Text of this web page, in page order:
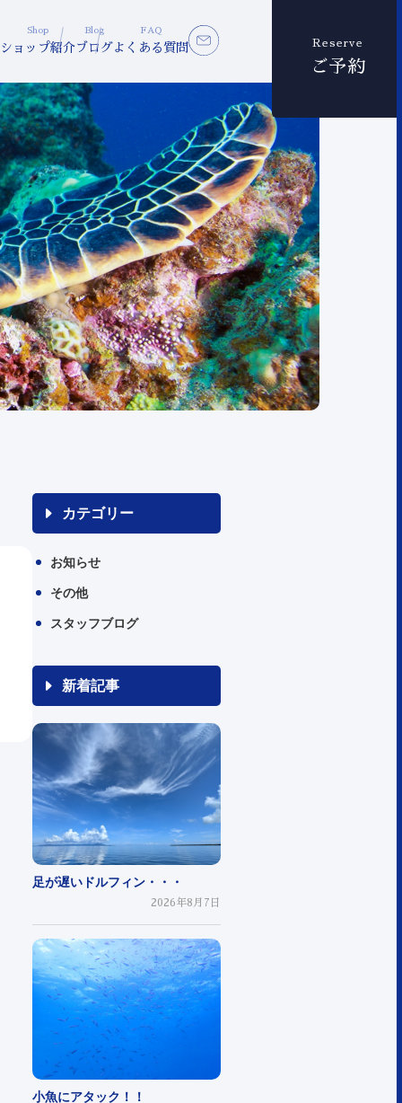
Shop
ショップ紹介
Blog
ブログ
FAQ
よくある質問 Reserve
ご予約
カテゴリー
お知らせ
その他
スタッフブログ
新着記事
足が遅いドルフィン・・・
2026年8月7日
小魚にアタック！！